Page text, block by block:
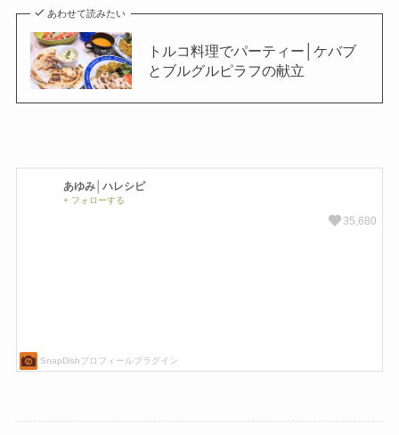
あわせて読みたい
トルコ料理でパーティー│ケバブ
とブルグルピラフの献立